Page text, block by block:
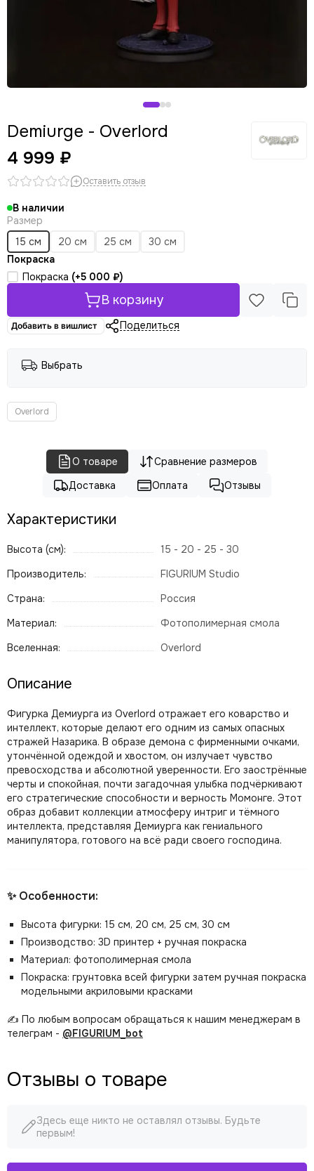
Panty & Stocking with Garterbelt
Demiurge - Overlord
4 999 ₽
Оставить отзыв
В наличии
Размер
15 см
20 см 25 см
30 см
Покраска
Покраска (+5 000 ₽)
В корзину
Добавить в вишлист Поделиться
Выбрать
Overlord
О товаре
Сравнение размеров
Доставка
Оплата Отзывы
Характеристики
Высота (см):
15 - 20 - 25 - 30
Производитель:
FIGURIUM Studio
Страна:
Россия
Материал:
Фотополимерная смола
Вселенная:
Overlord
Описание
Фигурка Демиурга из Overlord отражает его коварство и
интеллект, которые делают его одним из самых опасных
стражей Назарика. В образе демона с фирменными очками,
утончённой одеждой и хвостом, он излучает чувство
превосходства и абсолютной уверенности. Его заострённые
черты и спокойная, почти загадочная улыбка подчёркивают
его стратегические способности и верность Момонге. Этот
образ добавит коллекции атмосферу интриг и тёмного
интеллекта, представляя Демиурга как гениального
манипулятора, готового на всё ради своего господина.
✨ Особенности:
Высота фигурки: 15 см, 20 см, 25 см, 30 см
Производство: 3D принтер + ручная покраска
Материал: фотополимерная смола
Покраска: грунтовка всей фигурки затем ручная покраска
модельными акриловыми красками
✍️ По любым вопросам обращаться к нашим менеджерам в
телеграм - @FIGURIUM_bot
Отзывы о товаре
Здесь еще никто не оставлял отзывы. Будьте
первым!